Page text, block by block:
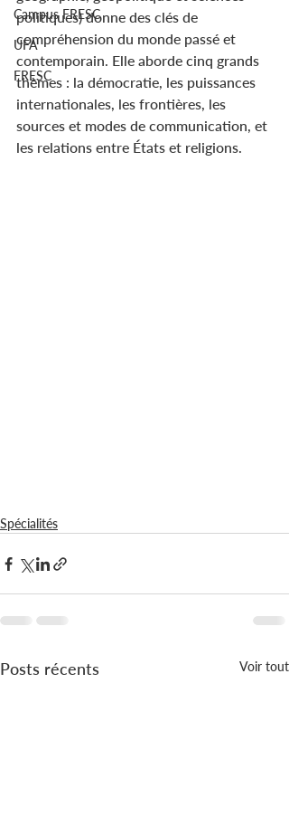
Campus FRESC
UFA
FRESC
politiques) donne des clés de
compréhension du monde passé et
contemporain. Elle aborde cinq grands
thèmes : la démocratie, les puissances
internationales, les frontières, les
sources et modes de communication, et
les relations entre États et religions.
Spécialités
Posts récents Voir tout